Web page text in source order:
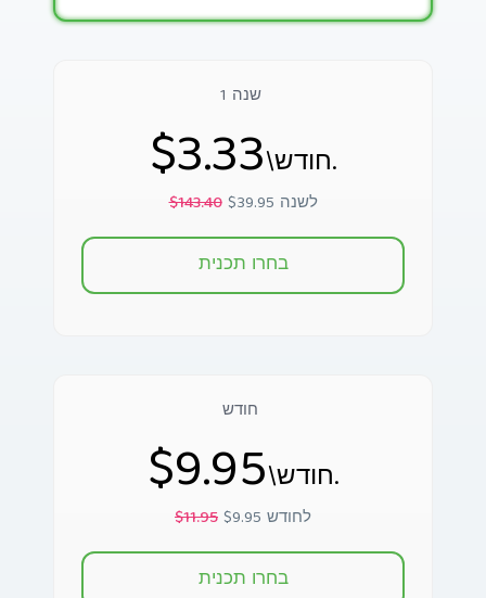
$9.95 \חודש.
$11.95 $9.95 לחודש
בחרו תכנית
1 שנה
$3.33 \חודש.
$143.40 $39.95 לשנה
בחרו תכנית